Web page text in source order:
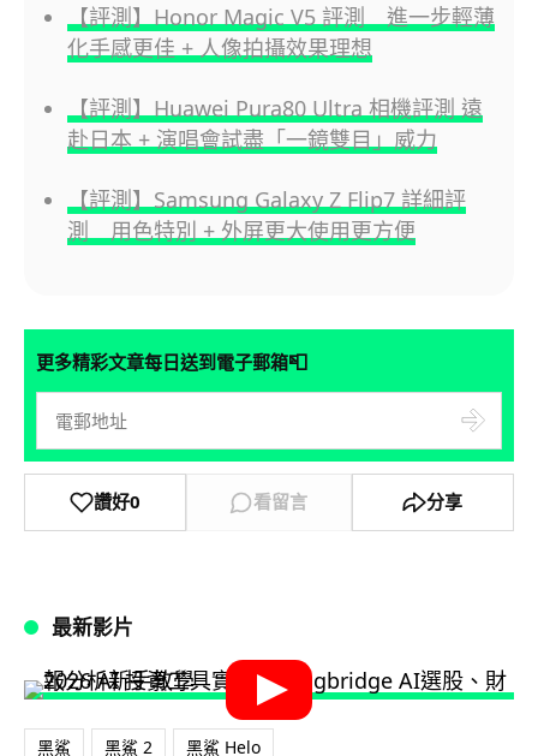
【評測】Honor Magic V5 評測 進一步輕薄
化手感更佳 + 人像拍攝效果理想
【評測】Huawei Pura80 Ultra 相機評測 遠
赴日本 + 演唱會試盡「一鏡雙目」威力
【評測】Samsung Galaxy Z Flip7 詳細評
測 用色特別 + 外屏更大使用更方便
更多精彩文章每日送到電子郵箱📮
讚好0 看留言 分享
最新影片
黑鯊 黑鯊 2 黑鯊 Helo